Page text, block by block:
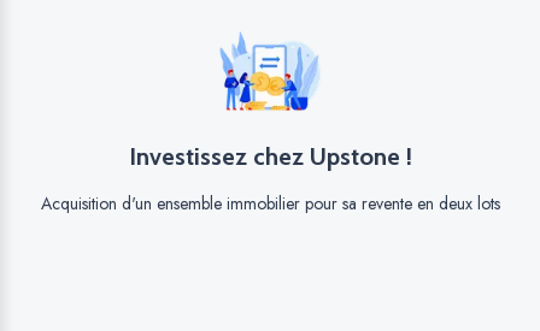
Investissez chez Upstone !
Acquisition d'un ensemble immobilier pour sa revente en deux lots